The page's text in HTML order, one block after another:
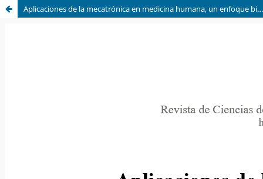
Aplicaciones de la mecatrónica en medicina humana, un enfoque bibliométrico (2019-2024)